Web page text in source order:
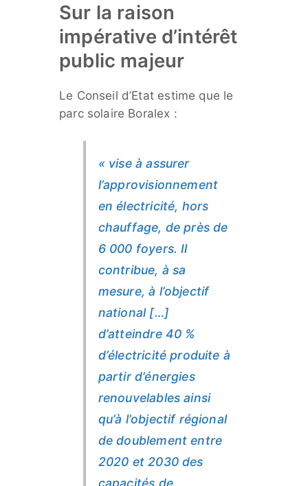
Sur la raison
impérative d’intérêt
public majeur
Le Conseil d’Etat estime que le
parc solaire Boralex :
« vise à assurer
l’approvisionnement
en électricité, hors
chauffage, de près de
6 000 foyers. Il
contribue, à sa
mesure, à l’objectif
national […]
d’atteindre 40 %
d’électricité produite à
partir d’énergies
renouvelables ainsi
qu’à l’objectif régional
de doublement entre
2020 et 2030 des
capacités de